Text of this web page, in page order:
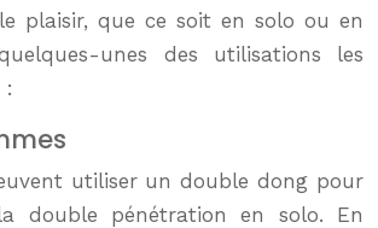
plaisir, que ce soit en solo ou en
unes des utilisations les
:
utiliser un double dong pour
double pénétration en solo. En